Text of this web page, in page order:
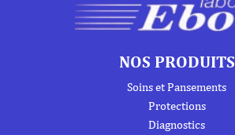
NOS PRODUITS
Soins et Pansements
Protections
Diagnostics